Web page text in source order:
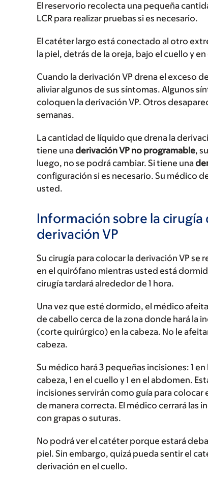
El reservorio recolecta una pequeña
LCR para realizar pruebas si es necesario.
El catéter largo está conectado al otro
la piel, detrás de la oreja, bajo el cuello y
Cuando la derivación VP drena el exceso
aliviar algunos de sus síntomas. Algunos
coloquen la derivación VP. Otros
semanas.
La cantidad de líquido que drena la
tiene unaderivación VP no programable,
luego, no se podrá cambiar. Si tiene una
configuración si es necesario. Su médico
usted.
Información sobre la cirugía
derivación VP
Su cirugía para colocar la derivación VP se
en el quirófano mientras usted está
cirugía tardará alrededor de 1 hora.
Una vez que esté dormido, el médico
de cabello cerca de la zona donde hará la
(corte quirúrgico) en la cabeza. No le
cabeza.
Su médico hará 3 pequeñas incisiones: 1 en
cabeza, 1 en el cuello y 1 en el abdomen.
incisiones servirán como guía para colocar
de manera correcta. El médico cerrará las
con grapas o suturas.
No podrá ver el catéter porque estará
piel. Sin embargo, quizá pueda sentir el
derivación en el cuello.